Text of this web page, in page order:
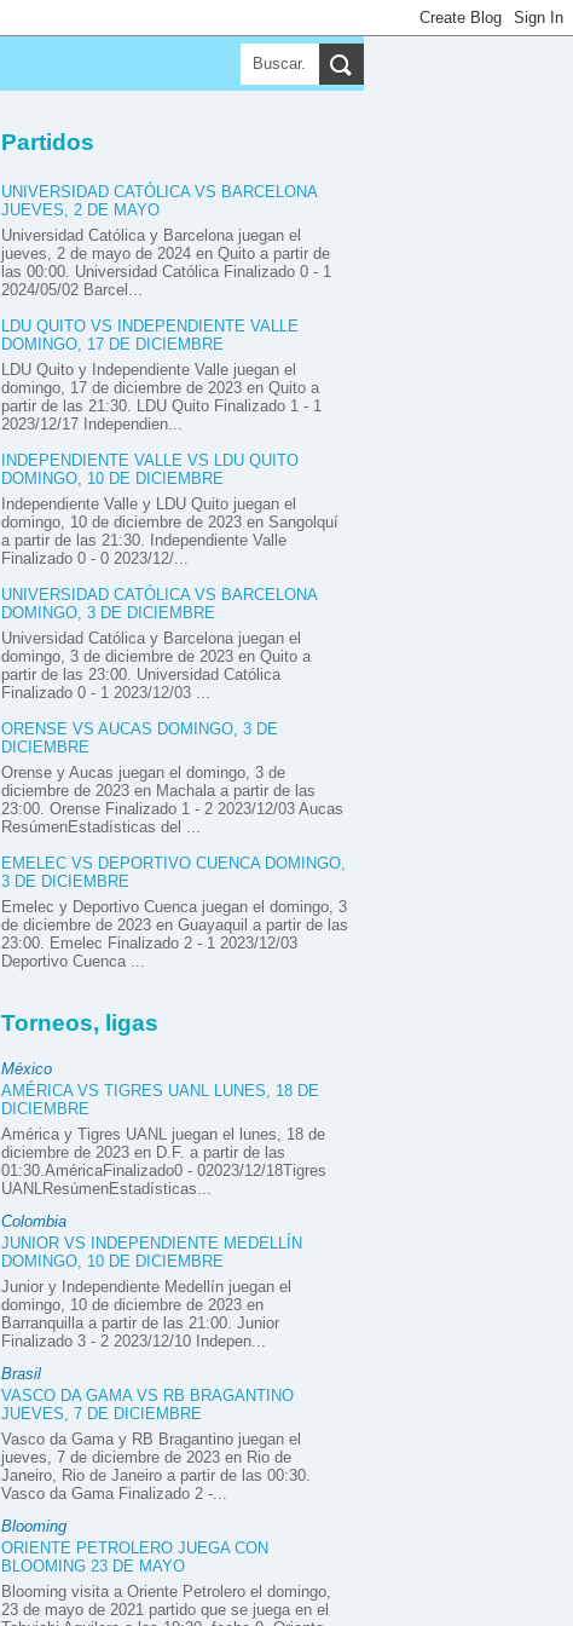
Partidos
UNIVERSIDAD CATÓLICA VS BARCELONA
JUEVES, 2 DE MAYO
Universidad Católica y Barcelona juegan el
jueves, 2 de mayo de 2024 en Quito a partir de
las 00:00. Universidad Católica Finalizado 0 - 1
2024/05/02 Barcel...
LDU QUITO VS INDEPENDIENTE VALLE
DOMINGO, 17 DE DICIEMBRE
LDU Quito y Independiente Valle juegan el
domingo, 17 de diciembre de 2023 en Quito a
partir de las 21:30. LDU Quito Finalizado 1 - 1
2023/12/17 Independien...
INDEPENDIENTE VALLE VS LDU QUITO
DOMINGO, 10 DE DICIEMBRE
Independiente Valle y LDU Quito juegan el
domingo, 10 de diciembre de 2023 en Sangolquí
a partir de las 21:30. Independiente Valle
Finalizado 0 - 0 2023/12/...
UNIVERSIDAD CATÓLICA VS BARCELONA
DOMINGO, 3 DE DICIEMBRE
Universidad Católica y Barcelona juegan el
domingo, 3 de diciembre de 2023 en Quito a
partir de las 23:00. Universidad Católica
Finalizado 0 - 1 2023/12/03 ...
ORENSE VS AUCAS DOMINGO, 3 DE
DICIEMBRE
Orense y Aucas juegan el domingo, 3 de
diciembre de 2023 en Machala a partir de las
23:00. Orense Finalizado 1 - 2 2023/12/03 Aucas
ResúmenEstadísticas del ...
EMELEC VS DEPORTIVO CUENCA DOMINGO,
3 DE DICIEMBRE
Emelec y Deportivo Cuenca juegan el domingo, 3
de diciembre de 2023 en Guayaquil a partir de las
23:00. Emelec Finalizado 2 - 1 2023/12/03
Deportivo Cuenca ...
Torneos, ligas
México
AMÉRICA VS TIGRES UANL LUNES, 18 DE
DICIEMBRE
América y Tigres UANL juegan el lunes, 18 de
diciembre de 2023 en D.F. a partir de las
01:30.AméricaFinalizado0 - 02023/12/18Tigres
UANLResúmenEstadísticas...
Colombia
JUNIOR VS INDEPENDIENTE MEDELLÍN
DOMINGO, 10 DE DICIEMBRE
Junior y Independiente Medellín juegan el
domingo, 10 de diciembre de 2023 en
Barranquilla a partir de las 21:00. Junior
Finalizado 3 - 2 2023/12/10 Indepen...
Brasil
VASCO DA GAMA VS RB BRAGANTINO
JUEVES, 7 DE DICIEMBRE
Vasco da Gama y RB Bragantino juegan el
jueves, 7 de diciembre de 2023 en Rio de
Janeiro, Rio de Janeiro a partir de las 00:30.
Vasco da Gama Finalizado 2 -...
Blooming
ORIENTE PETROLERO JUEGA CON
BLOOMING 23 DE MAYO
Blooming visita a Oriente Petrolero el domingo,
23 de mayo de 2021 partido que se juega en el